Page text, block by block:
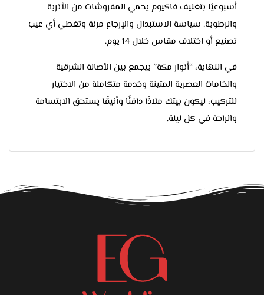
أسبوعيًا بتغليف فاكيوم يحمي المفروشات من الأتربة
والرطوبة. سياسة الاستبدال والإرجاع مرنة وتغطي أي عيب
تصنيع أو اختلاف مقاس خلال 14 يوم.
في النهاية، “أنوار مكة” بيجمع بين الأصالة الشرقية
والخامات العصرية المتينة وخدمة متكاملة من الاختيار
للتركيب، ليكون بيتك ملاذًا دافئًا وأنيقًا يستحق الابتسامة
والراحة في كل ليلة.